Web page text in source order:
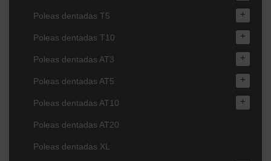
Poleas dentadas T5 +
Poleas dentadas T10 +
Poleas dentadas AT3 +
Poleas dentadas AT5 +
Poleas dentadas AT10 +
Poleas dentadas AT20
Poleas dentadas XL